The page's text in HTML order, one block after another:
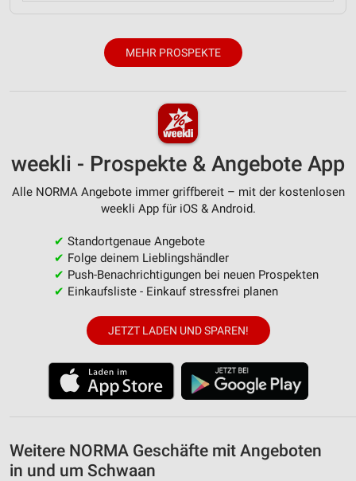
MEHR PROSPEKTE
weekli - Prospekte & Angebote App
Alle NORMA Angebote immer griffbereit – mit der kostenlosen
weekli App für iOS & Android.
✔ Standortgenaue Angebote
✔ Folge deinem Lieblingshändler
✔ Push-Benachrichtigungen bei neuen Prospekten
✔ Einkaufsliste - Einkauf stressfrei planen
JETZT LADEN UND SPAREN!
Weitere NORMA Geschäfte mit Angeboten
in und um Schwaan